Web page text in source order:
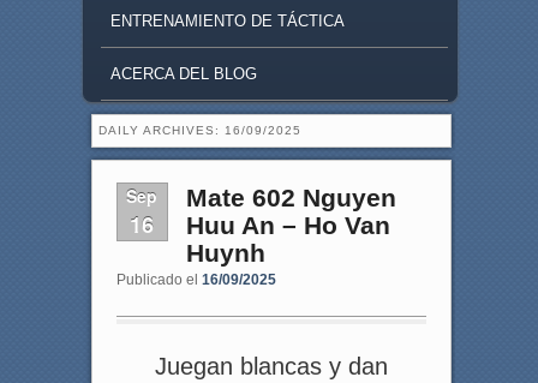
ENTRENAMIENTO DE TÁCTICA
ACERCA DEL BLOG
DAILY ARCHIVES: 16/09/2025
Sep
16
Mate 602 Nguyen
Huu An – Ho Van
Huynh
Publicado el 16/09/2025
Juegan blancas y dan